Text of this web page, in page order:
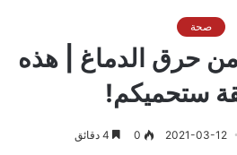
صحة
من حرق الدماغ | هذه
ستحميكم!
2021-03-12
0